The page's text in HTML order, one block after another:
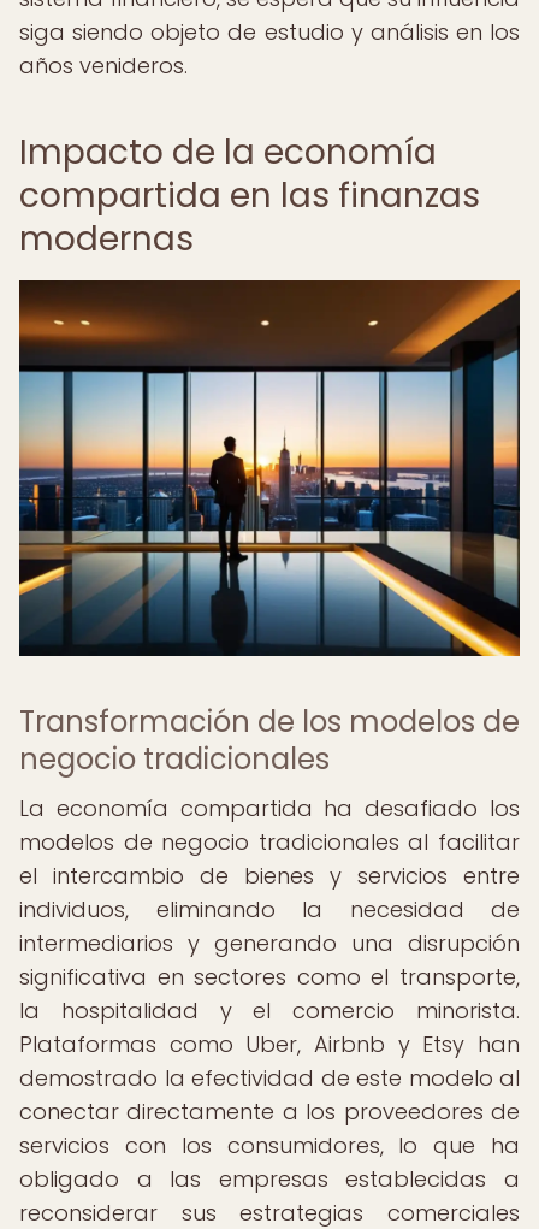
siga siendo objeto de estudio y análisis en los
años venideros.
Impacto de la economía
compartida en las finanzas
modernas
Transformación de los modelos de
negocio tradicionales
La economía compartida ha desafiado los
modelos de negocio tradicionales al facilitar
el intercambio de bienes y servicios entre
individuos, eliminando la necesidad de
intermediarios y generando una disrupción
significativa en sectores como el transporte,
la hospitalidad y el comercio minorista.
Plataformas como Uber, Airbnb y Etsy han
demostrado la efectividad de este modelo al
conectar directamente a los proveedores de
servicios con los consumidores, lo que ha
obligado a las empresas establecidas a
reconsiderar sus estrategias comerciales